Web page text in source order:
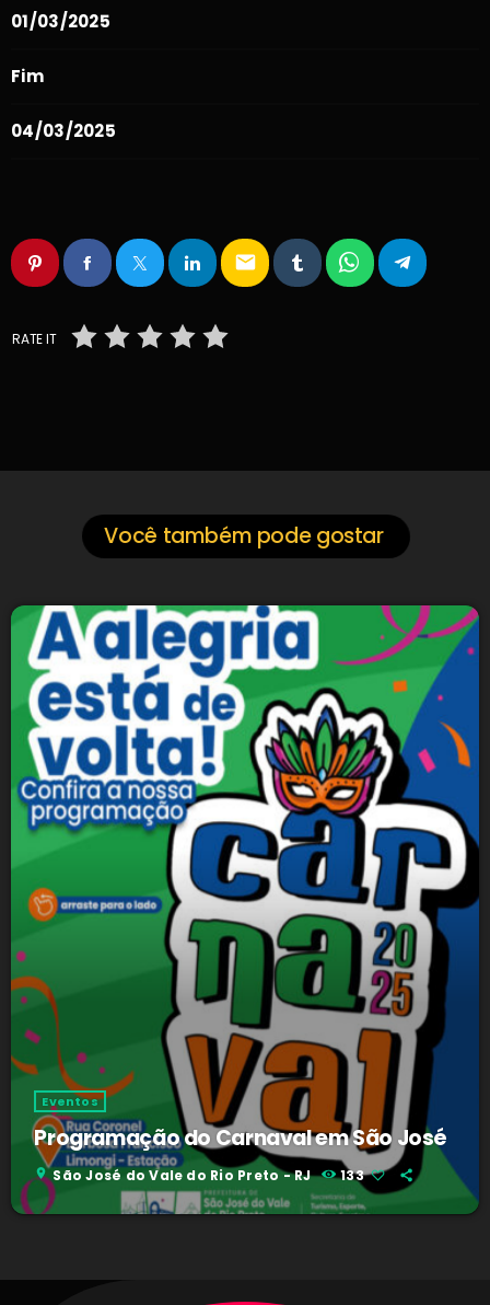
01/03/2025
Fim
04/03/2025
email
RATE IT
Você também pode gostar
Eventos
Programação do Carnaval em São José
location_on São José do Vale do Rio Preto - RJ 133